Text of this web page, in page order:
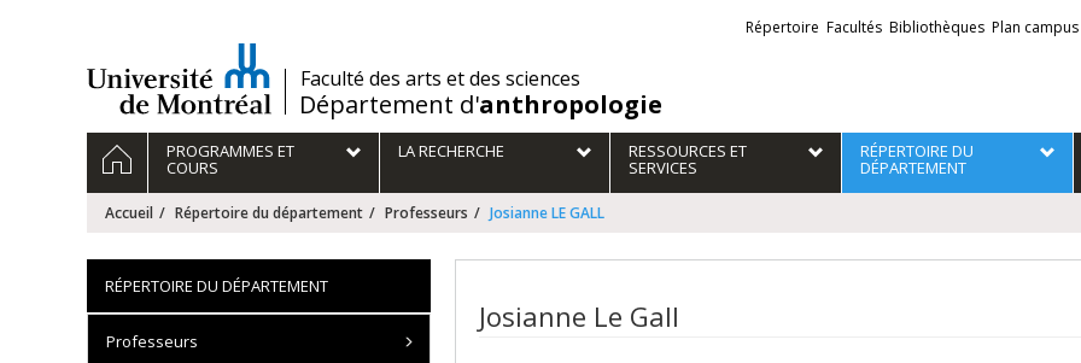
/Faculté des arts et des sciences
Département d'anthropologie
Liens
externes
Répertoire Facultés Bibliothèques Plan campus
Navigation
principale
ACCUEILPROGRAMMES ET
COURS
LA RECHERCHE RESSOURCES ET
SERVICES
RÉPERTOIRE DU
DÉPARTEMENT
Accueil Répertoire du département Professeurs Josianne LE GALL
Josianne Le Gall
RÉPERTOIRE DU DÉPARTEMENT
Professeurs